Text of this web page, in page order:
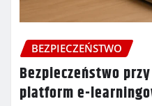
BEZPIECZEŃSTWO
Bezpieczeństwo
platform e-